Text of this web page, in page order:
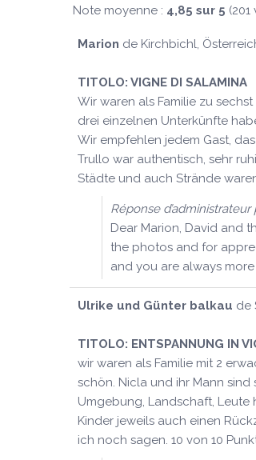
Note moyenne : 4,85 sur 5 (201
Marion de Kirchbichl,
TITOLO: VIGNE DI SALAMINA
Wir waren als Familie zu
drei einzelnen Unterkünfte
Wir empfehlen jedem Gast,
Trullo war authentisch, sehr
Städte und auch Strände
Réponse
Dear Marion, David and
the photos and for
and you are always
Ulrike und Günter balkau de
TITOLO: ENTSPANNUNG IN
wir waren als Familie mit 2
schön. Nicla und ihr Mann
Umgebung, Landschaft, Leute
Kinder jeweils auch einen
ich noch sagen. 10 von 10